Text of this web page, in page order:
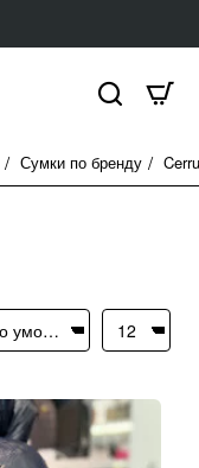
Сумки по бренду